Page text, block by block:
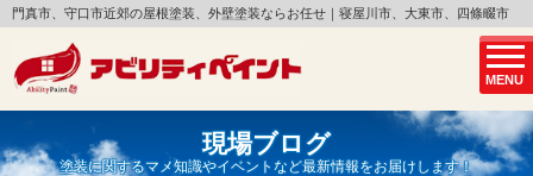
MENU
門真市、守口市近郊の屋根塗装、外壁塗装ならお任せ｜寝屋川市、大東市、四條畷市
現場ブログ
塗装に関するマメ知識やイベントなど最新情報をお届けします！